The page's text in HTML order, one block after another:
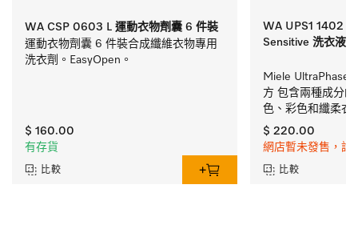
WA CSP 0603 L 運動衣物劑囊 6 件裝
運動衣物劑囊 6 件裝合成纖維衣物專用
洗衣劑。EasyOpen。
$ 160.00
有存貨
比較
WA UPS1 1402 L
Sensitive 洗衣液
Miele UltraPhase
方 包含​兩種成分
色、彩色和纖柔衣
$ 220.00
網店暫未發售，請
比較